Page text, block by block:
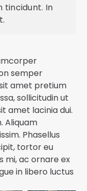
tincidunt. In
semper
amet pretium
sollicitudin ut
amet lacinia dui.
Aliquam
Phasellus
tortor eu
mi, ac ornare ex
in libero luctus